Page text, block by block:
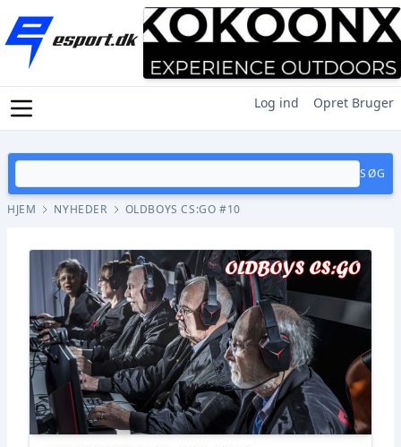
Log ind Opret Bruger
SØG
HJEM NYHEDER OLDBOYS CS:GO #10